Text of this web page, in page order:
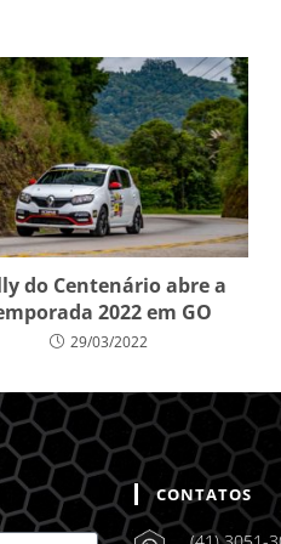
do Centenário abre a
2022 em GO
29/03/2022
CONTATOS